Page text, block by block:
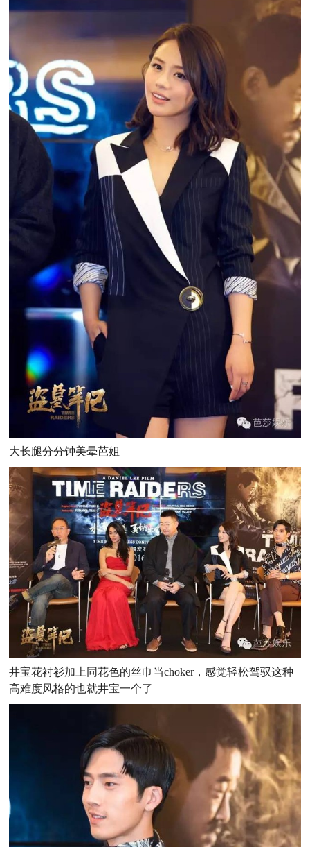
大长腿分分钟美晕芭姐
井宝花衬衫加上同花色的丝巾当choker，感觉轻松驾驭这种
高难度风格的也就井宝一个了